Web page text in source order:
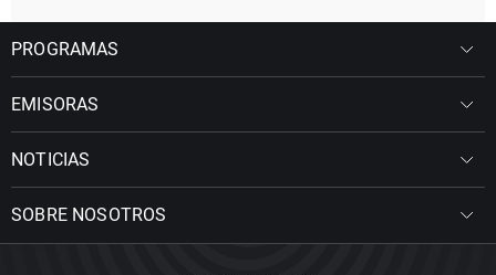
PROGRAMAS
EMISORAS
NOTICIAS
SOBRE NOSOTROS